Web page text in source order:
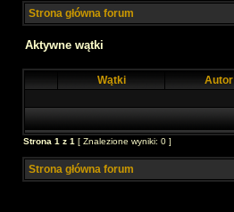
Strona główna forum
Aktywne wątki
Wątki Autor
Strona 1 z 1 [ Znalezione wyniki: 0 ]
Strona główna forum